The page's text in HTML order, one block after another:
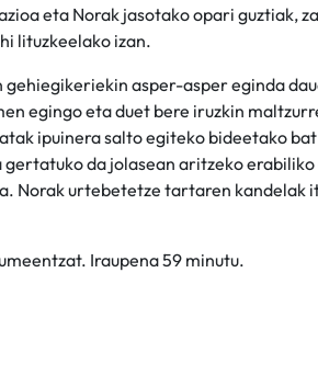
eta Norak jasotako opari guztiak,
lituzkeelako izan.
gehiegikeriekin asper-asper eginda
egingo eta duet bere iruzkin
ipuinera salto egiteko bideetako
gertatuko da jolasean aritzeko
Norak urtebetetze tartaren kandelak
Iraupena 59 minutu.